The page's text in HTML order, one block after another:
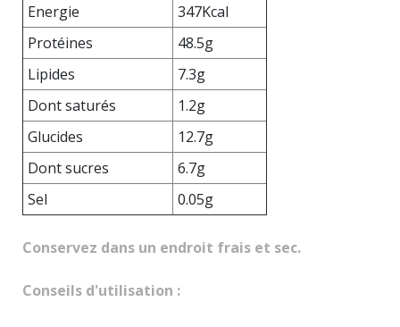
Energie
347Kcal
Protéines
48.5g
Lipides
7.3g
Dont saturés
1.2g
Glucides
12.7g
Dont sucres
6.7g
Sel
0.05g
Conservez dans un endroit frais et sec.
Conseils d'utilisation :